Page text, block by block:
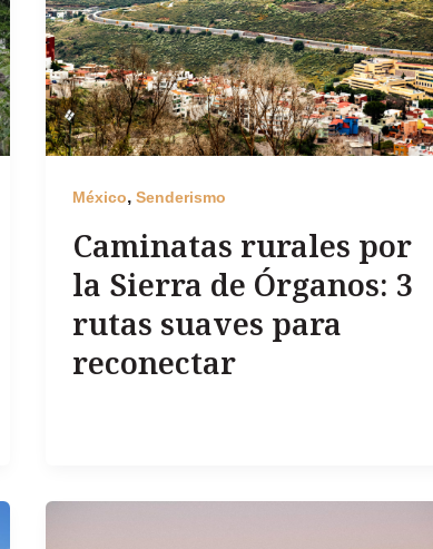
México, Senderismo
Caminatas rurales por
la Sierra de Órganos: 3
rutas suaves para
reconectar